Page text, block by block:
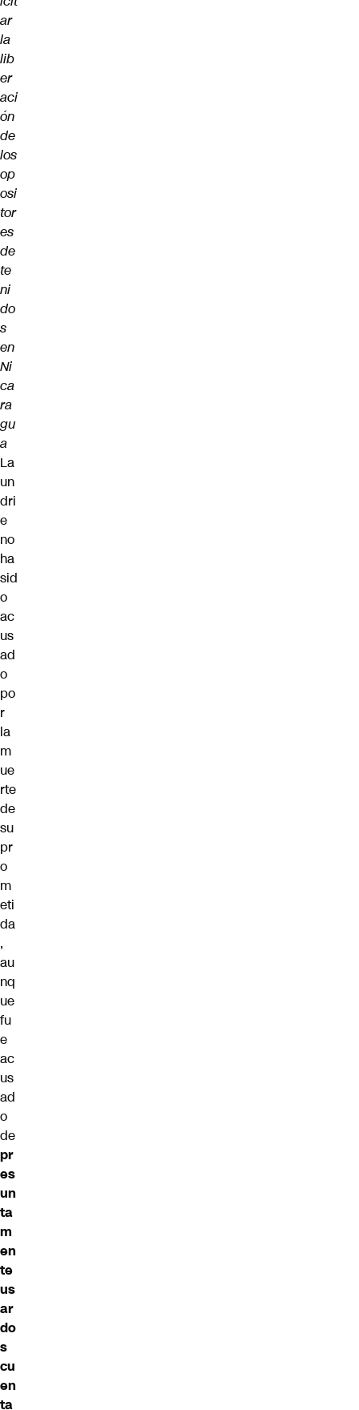
ar
la
lib
er
aci
ón
de
los
op
osi
tor
es
de
te
ni
do
s
en
Ni
ca
ra
gu
a
La
un
dri
e
no
ha
sid
o
ac
us
ad
o
po
r
la
m
ue
rte
de
su
pr
o
m
eti
da
,
au
nq
ue
fu
e
ac
us
ad
o
de
pr
es
un
ta
m
en
te
us
ar
do
s
cu
en
ta